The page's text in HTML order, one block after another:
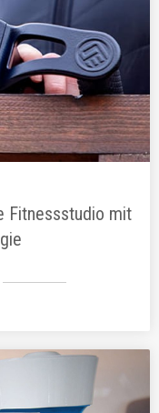
Fitnessstudio mit